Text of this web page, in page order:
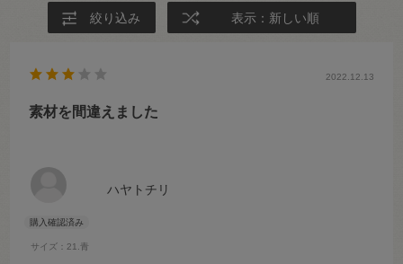
絞り込み 表示：新しい順
ハヤトチリ
サイズ：21.青
2022.12.13
素材を間違えました